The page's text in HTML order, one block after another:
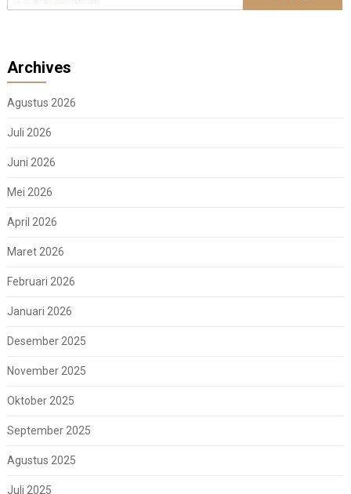
Archives
Agustus 2026
Juli 2026
Juni 2026
Mei 2026
April 2026
Maret 2026
Februari 2026
Januari 2026
Desember 2025
November 2025
Oktober 2025
September 2025
Agustus 2025
Juli 2025